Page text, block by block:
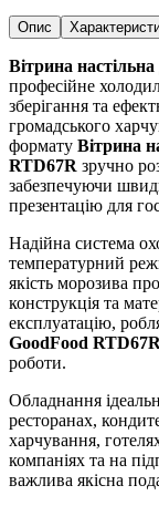
Опис
Вітрина
професійне
зберігання та
громадського
формату Вітрина
RTD67R зручно
забезпечуючи
презентацію для
Надійна система
температурний
якість морозива
конструкція та
експлуатацію,
GoodFood RTD67R
роботи.
Обладнання
ресторанах,
харчування,
компаніях та на
важлива якісна